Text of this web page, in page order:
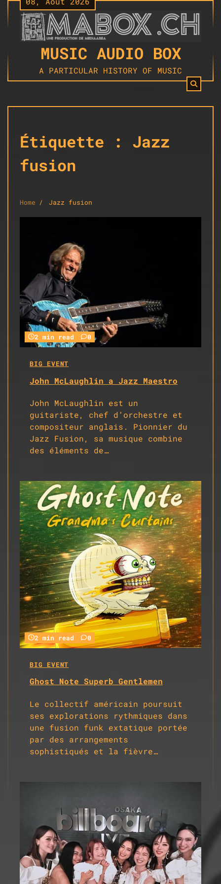
Skip
to
content
MUSIC AUDIO BOX
A PARTICULAR HISTORY OF MUSIC
Étiquette : Jazz
fusion
Home Jazz fusion
2 min read 0
BIG EVENT
John McLaughlin a Jazz Maestro
John McLaughlin est un
guitariste, chef d’orchestre et
compositeur anglais. Pionnier du
Jazz Fusion, sa musique combine
des éléments de…
2 min read 0
BIG EVENT
Ghost Note Superb Gentlemen
Le collectif américain poursuit
ses explorations rythmiques dans
une fusion funk extatique portée
par des arrangements
sophistiqués et la fièvre…